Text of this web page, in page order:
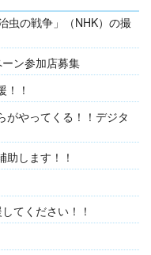
虫の戦争」（NHK）の撮
ン参加店募集
！！
がやってくる！！デジタ
します！！
てください！！